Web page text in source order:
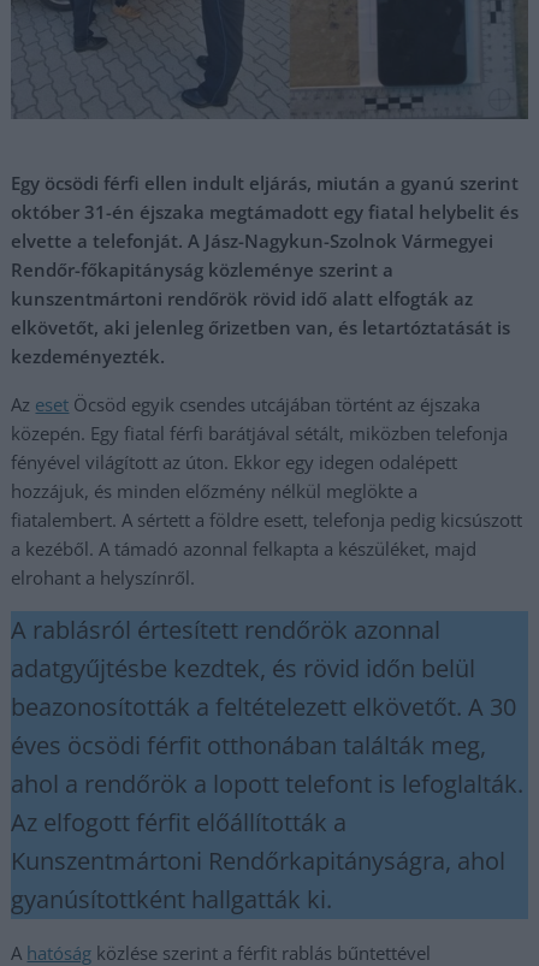
Egy öcsödi férfi ellen indult eljárás, miután a gyanú szerint
október 31-én éjszaka megtámadott egy fiatal helybelit és
elvette a telefonját. A Jász-Nagykun-Szolnok Vármegyei
Rendőr-főkapitányság közleménye szerint a
kunszentmártoni rendőrök rövid idő alatt elfogták az
elkövetőt, aki jelenleg őrizetben van, és letartóztatását is
kezdeményezték.
Az eset Öcsöd egyik csendes utcájában történt az éjszaka
közepén. Egy fiatal férfi barátjával sétált, miközben telefonja
fényével világított az úton. Ekkor egy idegen odalépett
hozzájuk, és minden előzmény nélkül meglökte a
fiatalembert. A sértett a földre esett, telefonja pedig kicsúszott
a kezéből. A támadó azonnal felkapta a készüléket, majd
elrohant a helyszínről.
A rablásról értesített rendőrök azonnal
adatgyűjtésbe kezdtek, és rövid időn belül
beazonosították a feltételezett elkövetőt. A 30
éves öcsödi férfit otthonában találták meg,
ahol a rendőrök a lopott telefont is lefoglalták.
Az elfogott férfit előállították a
Kunszentmártoni Rendőrkapitányságra, ahol
gyanúsítottként hallgatták ki.
A hatóság közlése szerint a férfit rablás bűntettével